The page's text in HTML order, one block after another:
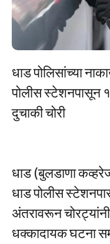
धाड पोलिसांच्या
पोलीस स्टेशनपासून
दुचाकी चोरी
धाड (बुलडाणा
धाड पोलीस
अंतरावरून
धक्कादायक घटना